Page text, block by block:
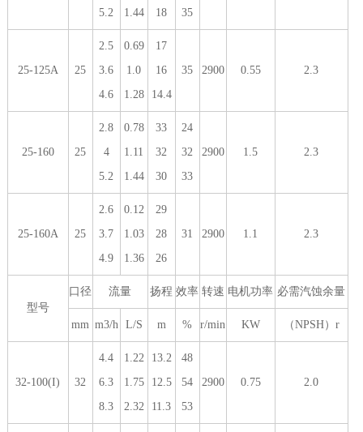
5.2 1.44 18 35
25-125A 25
2.5
3.6
4.6
0.69
1.0
1.28
17
16
14.4
35 2900 0.55 2.3
25-160 25
2.8
4
5.2
0.78
1.11
1.44
33
32
30
24
32
33
2900 1.5 2.3
25-160A 25
2.6
3.7
4.9
0.12
1.03
1.36
29
28
26
31 2900 1.1 2.3
型号
口径 流量 扬程 效率 转速 电机功率 必需汽蚀余量
mm m3/h L/S m % r/min KW （NPSH）r
32-100(I) 32
4.4
6.3
8.3
1.22
1.75
2.32
13.2
12.5
11.3
48
54
53
2900 0.75 2.0